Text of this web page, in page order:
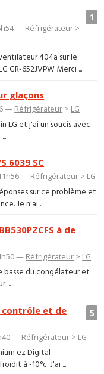
1
— Réfrigérateur >
404a sur le
GR-652JVPW Merci ...
glaçons
— Réfrigérateur > LG
LG et j'ai un soucis avec
6039 SC
— Réfrigérateur > LG
sur ce problème et
Je n'ai ...
à de
— Réfrigérateur > LG
basse du congélateur et
...
5
contrôle et de
— Réfrigérateur > LG
ez Digital
à -10°c. J'ai ...